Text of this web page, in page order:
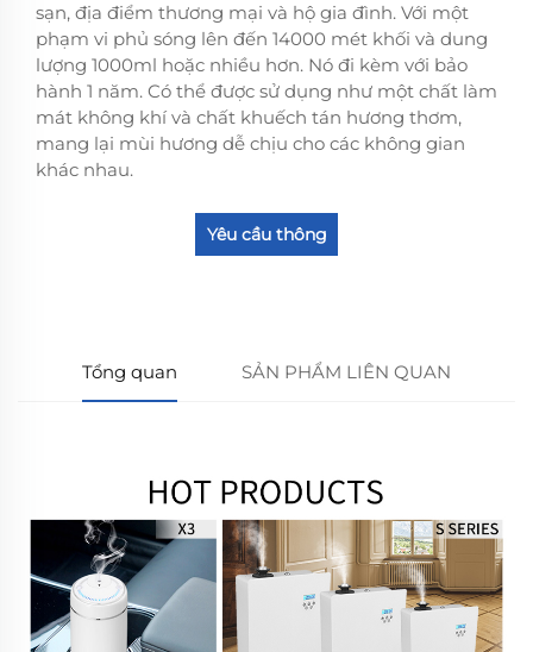
sạn, địa điểm thương mại và hộ gia đình. Với một
phạm vi phủ sóng lên đến 14000 mét khối và dung
lượng 1000ml hoặc nhiều hơn. Nó đi kèm với bảo
hành 1 năm. Có thể được sử dụng như một chất làm
mát không khí và chất khuếch tán hương thơm,
mang lại mùi hương dễ chịu cho các không gian
khác nhau.
Yêu cầu thông
Tổng quan SẢN PHẨM LIÊN QUAN